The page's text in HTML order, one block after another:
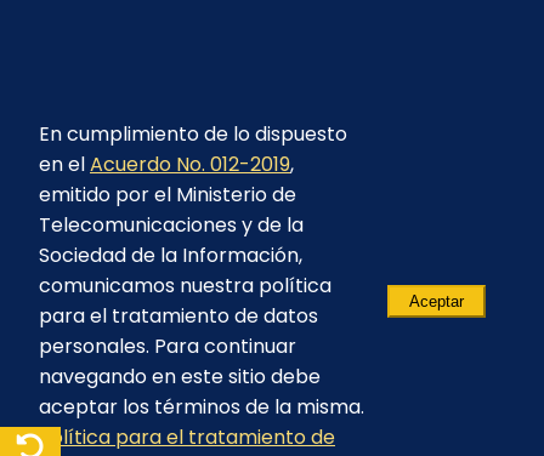
© 2023 - CELEC EP - Todos los derechos
En cumplimiento de lo dispuesto
en elAcuerdo No. 012-2019,
emitido por el Ministerio de
Telecomunicaciones y de la
Sociedad de la Información,
comunicamos nuestra política
para el tratamiento de datos
personales. Para continuar
navegando en este sitio debe
aceptar los términos de la misma.
Política para el tratamiento de
Aceptar